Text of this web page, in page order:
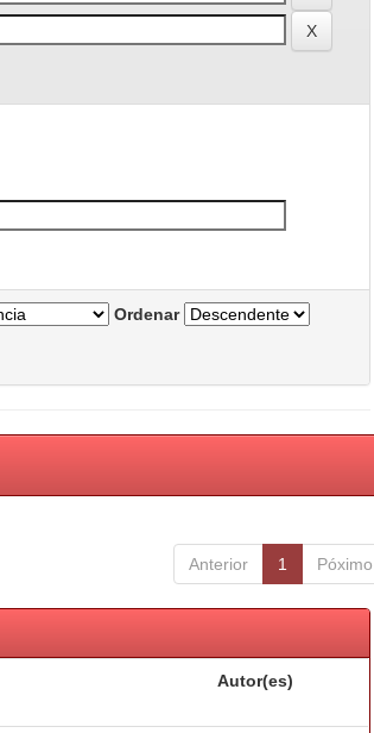
Ordenar
Anterior 1 Póximo
Autor(es)